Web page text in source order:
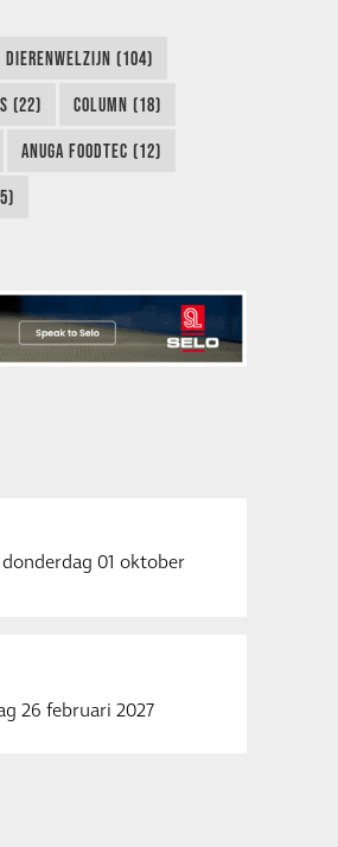
DIERENWELZIJN (104)
(22) COLUMN (18)
ANUGA FOODTEC (12)
donderdag 01 oktober
26 februari 2027